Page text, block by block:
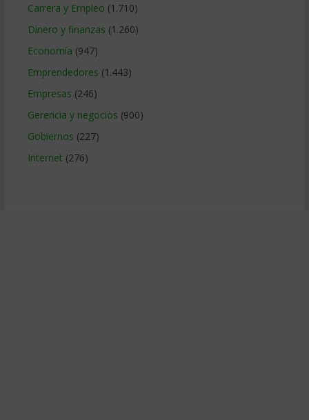
Carrera y Empleo (1.710)
Dinero y finanzas (1.260)
Economía (947)
Emprendedores (1.443)
Empresas (246)
Gerencia y negocios (900)
Gobiernos (227)
Internet (276)